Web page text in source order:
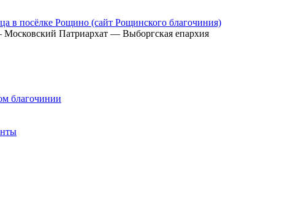
в посёлке Рощино (сайт Рощинского благочиния)
Патриархат — Выборгская епархия
благочинии